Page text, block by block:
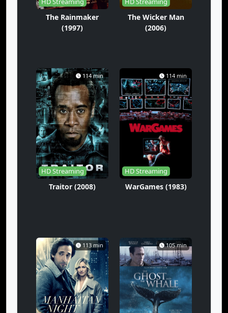
The Rainmaker
(1997)
The Wicker Man
(2006)
114 min
HD Streaming
Traitor (2008)
114 min
HD Streaming
WarGames (1983)
113 min 105 min